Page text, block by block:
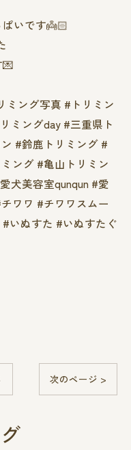
いです👼🏻‪
ミング写真 #トリミン
ミングday #三重県ト
#鈴鹿トリミング #
ング #亀山トリミン
犬美容室qunqun #愛
ワワ #チワワスムー
いぬすた #いぬすたぐ
次のページ >